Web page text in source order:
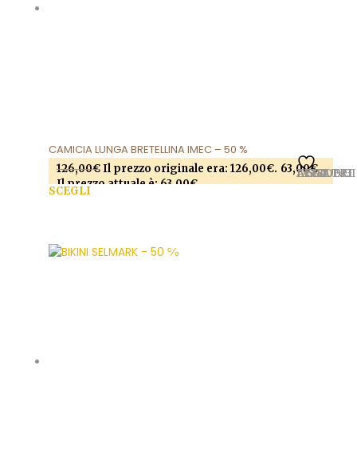
AGGIUNGI ALLA LISTA DEI DESIDERI
CAMICIA LUNGA BRETELLINA IMEC – 50 %
126,00€ Il prezzo originale era: 126,00€. 63,00€
Il prezzo attuale è: 63,00€.
SCEGLI